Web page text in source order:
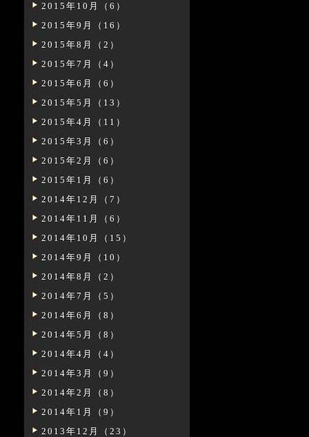
2015年10月（6）
2015年9月（16）
2015年8月（2）
2015年7月（4）
2015年6月（6）
2015年5月（13）
2015年4月（11）
2015年3月（6）
2015年2月（6）
2015年1月（6）
2014年12月（7）
2014年11月（6）
2014年10月（15）
2014年9月（10）
2014年8月（2）
2014年7月（5）
2014年6月（8）
2014年5月（8）
2014年4月（4）
2014年3月（9）
2014年2月（8）
2014年1月（9）
2013年12月（23）